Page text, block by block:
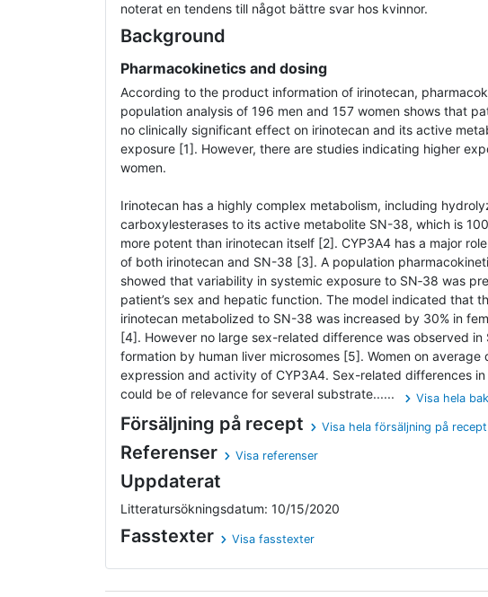
noterat en tendens till något bättre svar hos kvinnor.
Background
Pharmacokinetics and dosing
According to the product information of irinotecan,
population analysis of 196 men and 157 women shows that
no clinically significant effect on irinotecan and its active
exposure [1]. However, there are studies indicating higher
women.
Irinotecan has a highly complex metabolism, including
carboxylesterases to its active metabolite SN-38, which is
more potent than irinotecan itself [2]. CYP3A4 has a major
of both irinotecan and SN-38 [3]. A population
showed that variability in systemic exposure to SN‐38 was
patient’s sex and hepatic function. The model indicated that
irinotecan metabolized to SN-38 was increased by 30% in
[4]. However no large sex-related difference was observed in
formation by human liver microsomes [5]. Women on average
expression and activity of CYP3A4. Sex-related differences
could be of relevance for several substrate......
Visa hela
Försäljning på recept Visa hela försäljning på recept
Referenser Visa referenser
Uppdaterat
Litteratursökningsdatum: 10/15/2020
Fasstexter Visa fasstexter